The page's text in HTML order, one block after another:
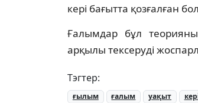
кері бағытта қозғалған
Ғалымдар бұл
арқылы тексеруді
Тэгтер:
ғылым ғалым уақыт